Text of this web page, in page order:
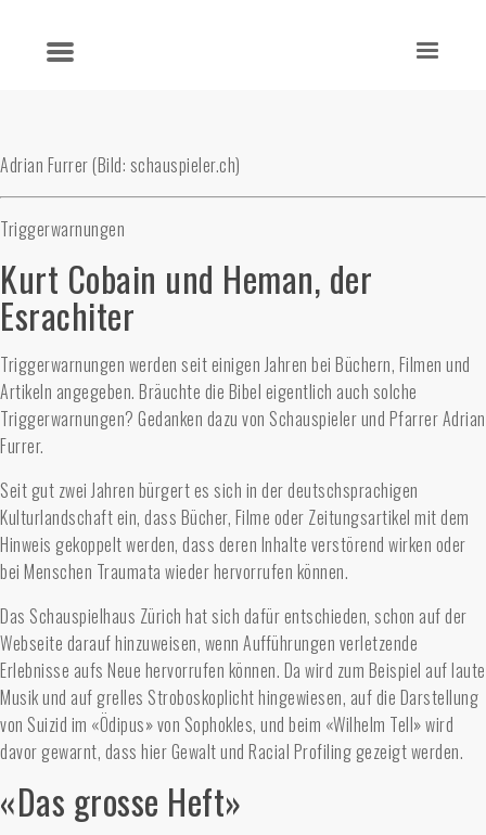
Adrian Furrer (Bild: schauspieler.ch)
Triggerwarnungen
Kurt Cobain und Heman, der
Esrachiter
Triggerwarnungen werden seit einigen Jahren bei Büchern, Filmen und
Artikeln angegeben. Bräuchte die Bibel eigentlich auch solche
Triggerwarnungen? Gedanken dazu von Schauspieler und Pfarrer Adrian
Furrer.
Seit gut zwei Jahren bürgert es sich in der deutschsprachigen
Kulturlandschaft ein, dass Bücher, Filme oder Zeitungsartikel mit dem
Hinweis gekoppelt werden, dass deren Inhalte verstörend wirken oder
bei Menschen Traumata wieder hervorrufen können.
Das Schauspielhaus Zürich hat sich dafür entschieden, schon auf der
Webseite darauf hinzuweisen, wenn Aufführungen verletzende
Erlebnisse aufs Neue hervorrufen können. Da wird zum Beispiel auf laute
Musik und auf grelles Stroboskoplicht hingewiesen, auf die Darstellung
von Suizid im «Ödipus» von Sophokles, und beim «Wilhelm Tell» wird
davor gewarnt, dass hier Gewalt und Racial Profiling gezeigt werden.
«Das grosse Heft»